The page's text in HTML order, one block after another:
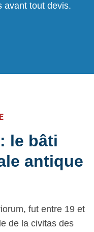
avant tout devis.
le bâti
antique
fut entre 19 et
de la civitas des